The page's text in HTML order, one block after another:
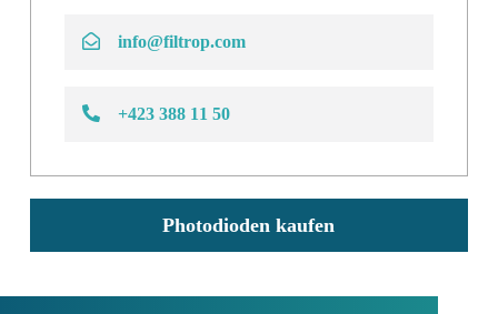
info@filtrop.com
+423 388 11 50
Photodioden kaufen